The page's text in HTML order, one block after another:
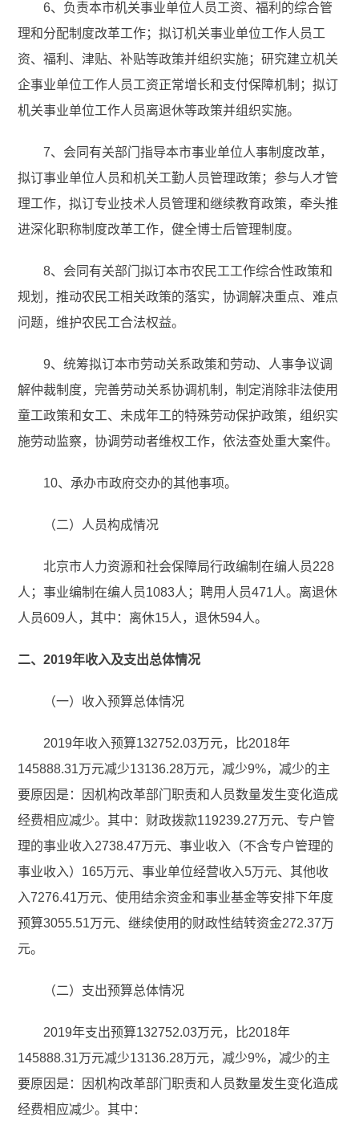
6、负责本市机关事业单位人员工资、福利的综合管
理和分配制度改革工作；拟订机关事业单位工作人员工
资、福利、津贴、补贴等政策并组织实施；研究建立机关
企事业单位工作人员工资正常增长和支付保障机制；拟订
机关事业单位工作人员离退休等政策并组织实施。
7、会同有关部门指导本市事业单位人事制度改革，
拟订事业单位人员和机关工勤人员管理政策；参与人才管
理工作，拟订专业技术人员管理和继续教育政策，牵头推
进深化职称制度改革工作，健全博士后管理制度。
8、会同有关部门拟订本市农民工工作综合性政策和
规划，推动农民工相关政策的落实，协调解决重点、难点
问题，维护农民工合法权益。
9、统筹拟订本市劳动关系政策和劳动、人事争议调
解仲裁制度，完善劳动关系协调机制，制定消除非法使用
童工政策和女工、未成年工的特殊劳动保护政策，组织实
施劳动监察，协调劳动者维权工作，依法查处重大案件。
10、承办市政府交办的其他事项。
（二）人员构成情况
北京市人力资源和社会保障局行政编制在编人员228
人；事业编制在编人员1083人；聘用人员471人。离退休
人员609人，其中：离休15人，退休594人。
二、2019年收入及支出总体情况
（一）收入预算总体情况
2019年收入预算132752.03万元，比2018年
145888.31万元减少13136.28万元，减少9%，减少的主
要原因是：因机构改革部门职责和人员数量发生变化造成
经费相应减少。其中：财政拨款119239.27万元、专户管
理的事业收入2738.47万元、事业收入（不含专户管理的
事业收入）165万元、事业单位经营收入5万元、其他收
入7276.41万元、使用结余资金和事业基金等安排下年度
预算3055.51万元、继续使用的财政性结转资金272.37万
元。
（二）支出预算总体情况
2019年支出预算132752.03万元，比2018年
145888.31万元减少13136.28万元，减少9%，减少的主
要原因是：因机构改革部门职责和人员数量发生变化造成
经费相应减少。其中：